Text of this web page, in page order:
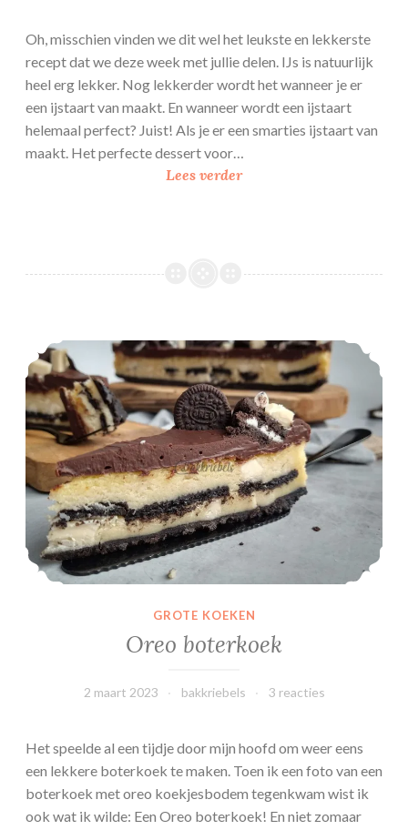
Oh, misschien vinden we dit wel het leukste en lekkerste
recept dat we deze week met jullie delen. IJs is natuurlijk
heel erg lekker. Nog lekkerder wordt het wanneer je er
een ijstaart van maakt. En wanneer wordt een ijstaart
helemaal perfect? Juist! Als je er een smarties ijstaart van
maakt. Het perfecte dessert voor…
Lees verderS
i
j
s
t
a
a
r
t
Oreo boterkoek
GROTE KOEKEN
Oreo boterkoek
2 maart 2023 bakkriebels 3 reacties
Het speelde al een tijdje door mijn hoofd om weer eens
een lekkere boterkoek te maken. Toen ik een foto van een
boterkoek met oreo koekjesbodem tegenkwam wist ik
ook wat ik wilde: Een Oreo boterkoek! En niet zomaar